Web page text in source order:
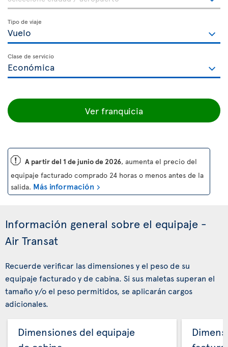
Tipo de viaje
Clase de servicio
Ver franquicia
ü A partir del 1 de junio de 2026, aumenta el precio del
equipaje facturado comprado 24 horas o menos antes de la
salida. Más información
Información general sobre el equipaje -
Air Transat
Recuerde verificar las dimensiones y el peso de su
equipaje facturado y de cabina. Si sus maletas superan el
tamaño y/o el peso permitidos, se aplicarán cargos
adicionales.
Dimensiones del equipaje